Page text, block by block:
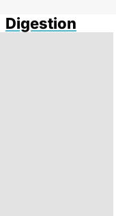
Digestion